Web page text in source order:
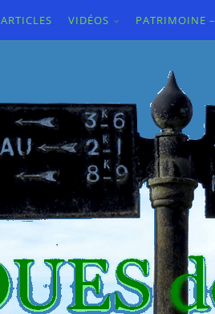
ARTICLES VIDÉOS PATRIMOINE